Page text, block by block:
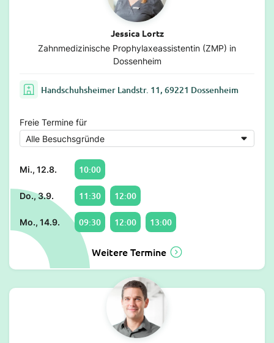
Jessica Lortz
Zahnmedizinische Prophylaxeassistentin (ZMP) in
Dossenheim
Handschuhsheimer Landstr. 11, 69221 Dossenheim
Freie Termine für
Mi., 12.8. 10:00
Do., 3.9. 11:30 12:00
Mo., 14.9. 09:30 12:00 13:00
Weitere Termine